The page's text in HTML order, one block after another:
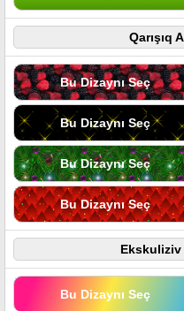
Qarışıq
Bu Dizaynı Seç
Bu Dizaynı Seç
Bu Dizaynı Seç
Bu Dizaynı Seç
Ekskuliziv
Bu Dizaynı Seç